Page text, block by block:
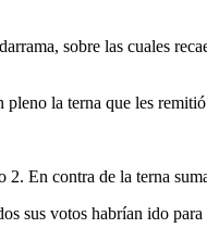
sobre las cuales
la terna que les
En contra de la terna
sus votos habrían ido para